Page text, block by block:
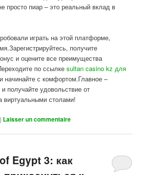
просто пиар – это реальный вклад в
играть на этой платформе,
получите
и оцените все преимущества
по ссылкеsultan casino kz для
и начинайте с комфортом.Главное –
получайте удовольствие от
виртуальными столами!
| Laisser un commentaire
Egypt 3: как